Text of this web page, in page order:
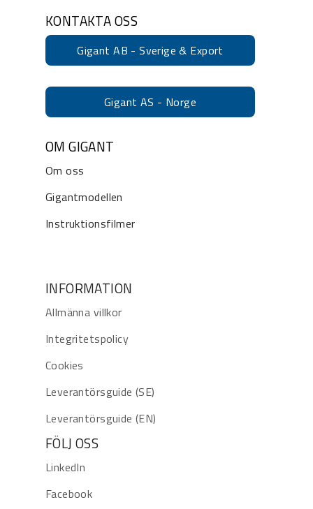
KONTAKTA OSS
Gigant AB - Sverige & Export
Gigant AS - Norge
OM GIGANT
Om oss
Gigantmodellen
Instruktionsfilmer
INFORMATION
Allmänna villkor
Integritetspolicy
Cookies
Leverantörsguide (SE)
Leverantörsguide (EN)
FÖLJ OSS
LinkedIn
Facebook